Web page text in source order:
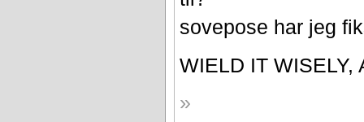
sovepose har jeg
WIELD IT WISELY,
»